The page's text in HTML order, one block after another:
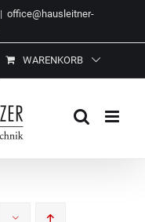
| office@hausleitner-
WARENKORB